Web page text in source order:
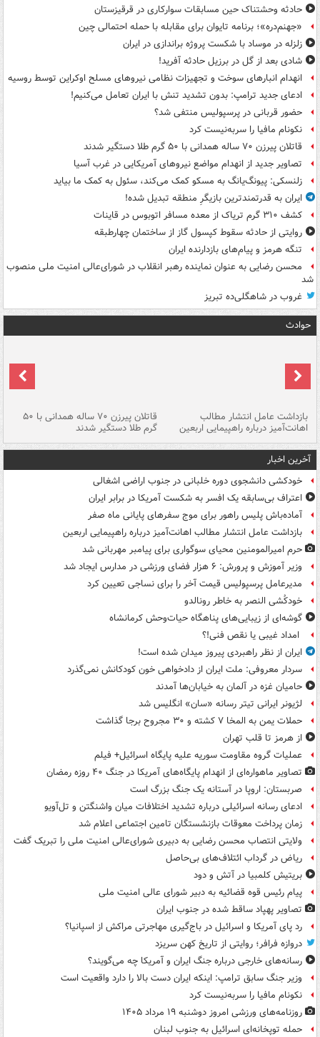
حادثه وحشتناک حین مسابقات سوارکاری در قرقیزستان
«جهنم‌دره»؛ برنامه تایوان برای مقابله با حمله احتمالی چین
زلزله در موساد با شکست پروژه براندازی در ایران
شادی بعد از گل در برزیل حادثه آفرید!
انهدام انبارهای سوخت و تجهیزات نظامی نیروهای مسلح اوکراین توسط روسیه
ادعای جدید ترامپ: بدون تشدید تنش با ایران تعامل می‌کنیم!
حضور قربانی در پرسپولیس منتفی شد؟
نکونام مافیا را سربه‌نیست کرد
قاتلان پیرزن ۷۰ ساله همدانی با ۵۰ گرم طلا دستگیر شدند
تصاویر جدید از انهدام مواضع نیروهای آمریکایی در غرب آسیا
زلنسکی: پیونگ‌یانگ به مسکو کمک می‌کند، سئول به کمک ما بیاید
ایران به قدرتمندترین بازیگرِ منطقه تبدیل شده!
کشف ۳۱۰ گرم تریاک از معده مسافر اتوبوس در قاینات
روایتی از حادثه سقوط کپسول گاز از ساختمان چهارطبقه
تنگه هرمز و پیام‌های بازدارنده ایران
محسن رضایی به عنوان نماینده رهبر انقلاب در شورای‌عالی امنیت ملی منصوب
شد
غروب در شاهگلی‌ده تبریز
حوادث
بازداشت عامل انتشار مطالب
اهانت‌آمیز درباره راهپیمایی اربعین
قاتلان پیرزن ۷۰ ساله همدانی با ۵۰
گرم طلا دستگیر شدند
آخرین اخبار
خودکشی دانشجوی دوره خلبانی در جنوب اراضی اشغالی
اعتراف بی‌سابقه یک افسر به شکست آمریکا در برابر ایران
آماده‌باش پلیس راهور برای موج سفرهای پایانی ماه صفر
بازداشت عامل انتشار مطالب اهانت‌آمیز درباره راهپیمایی اربعین
حرم امیرالمومنین محیای سوگواری برای پیامبر مهربانی شد
وزیر آموزش و پرورش: ۶ هزار فضای ورزشی در مدارس ایجاد شد
مدیرعامل پرسپولیس قیمت آخر را برای نساجی تعیین کرد
خودکُشی النصر به خاطر رونالدو
گوشه‌ای از زیبایی‌های پناهگاه‌ حیات‌وحش کرمانشاه
امداد غیبی یا نقص فنی!؟
ایران از نظر راهبردی پیروز میدان شده است!
سردار معروفی: ملت ایران از دادخواهی خون کودکانش نمی‌گذرد
حامیان غزه در آلمان به خیابان‌ها آمدند
لژیونر ایرانی تیتر رسانه «سان» انگلیس شد
حملات یمن به المخا ۷ کشته و ۳۰ مجروح برجا گذاشت
از هرمز تا قلب تهران
عملیات گروه مقاومت سوریه علیه پایگاه اسرائیل+ فیلم
تصاویر ماهواره‌ای از انهدام پایگاه‌های آمریکا در جنگ ۴۰ روزه رمضان
صربستان: اروپا در آستانه یک جنگ بزرگ است
ادعای رسانه اسرائیلی درباره تشدید اختلافات میان واشنگتن و تل‌آویو
زمان پرداخت معوقات بازنشستگان تامین اجتماعی اعلام شد
ولایتی انتصاب محسن رضایی به دبیری شورای‌عالی امنیت ملی را تبریک گفت
ریاض در گرداب ائتلاف‌های بی‌حاصل
بریتیش کلمبیا در آتش و دود
پیام رئیس قوه قضائیه به دبیر شورای عالی امنیت ملی
تصاویر پهپاد ساقط شده در جنوب ایران
رد پای آمریکا و اسرائیل در باج‌گیری مهاجرتی مراکش از اسپانیا؟
دروازه فرافر؛ روایتی از تاریخ کهن سریزد
رسانه‌های خارجی درباره جنگ ایران و آمریکا چه می‌گویند؟
وزیر جنگ سابق ترامپ: اینکه ایران دست بالا را دارد واقعیت است
نکونام مافیا را سربه‌نیست کرد
روزنامه‌های ورزشی امروز دوشنبه ۱۹ مرداد ۱۴۰۵
حمله توپخانه‌ای اسرائیل به جنوب لبنان